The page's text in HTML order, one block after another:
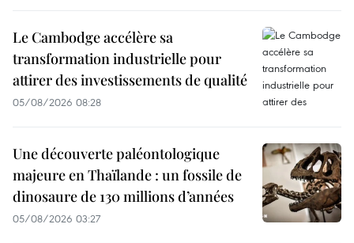
Le Cambodge accélère sa
transformation industrielle pour
attirer des investissements de qualité
05/08/2026 08:28
Une découverte paléontologique
majeure en Thaïlande : un fossile de
dinosaure de 130 millions d’années
05/08/2026 03:27